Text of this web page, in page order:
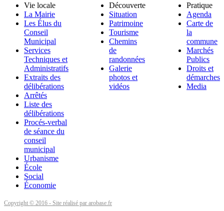
Vie locale
La Mairie
Les Élus du
Conseil
Municipal
Services
Techniques et
Administratifs
Extraits des
délibérations
Arrêtés
Liste des
délibérations
Procés-verbal
de séance du
conseil
municipal
Urbanisme
École
Social
Économie
Découverte
Situation
Patrimoine
Tourisme
Chemins
de
randonnées
Galerie
photos et
vidéos
Pratique
Agenda
Carte de
la
commune
Marchés
Publics
Droits et
démarches
Media
Copyright © 2016 - Site réalisé par arobase.fr